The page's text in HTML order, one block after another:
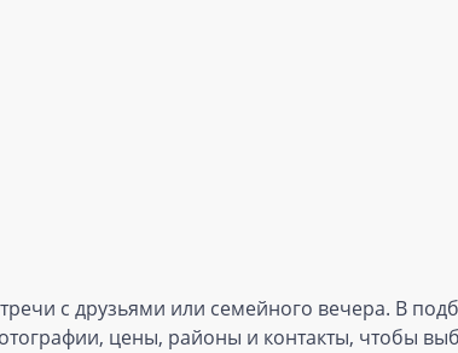
с друзьями или семейного вечера. В
цены, районы и контакты, чтобы